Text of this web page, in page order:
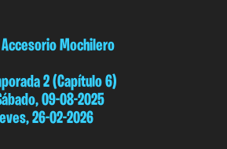
Accesorio Mochilero
2 (Capítulo 6)
09-08-2025
26-02-2026